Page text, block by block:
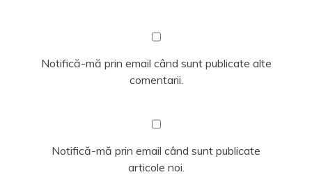
Notifică-mă prin email când sunt publicate alte
comentarii.
Notifică-mă prin email când sunt publicate
articole noi.